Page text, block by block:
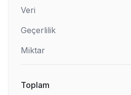
Veri
Geçerlilik
Miktar
Toplam